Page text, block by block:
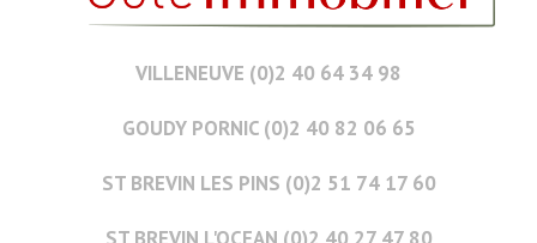
VILLENEUVE (0)2 40 64 34 98
GOUDY PORNIC (0)2 40 82 06 65
ST BREVIN LES PINS (0)2 51 74 17 60